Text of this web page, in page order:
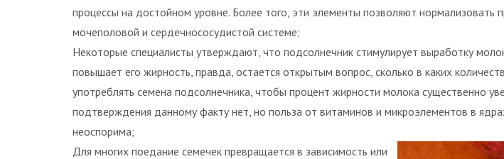
процессы на достойном уровне. Более того, эти элементы позволяют нормализовать
мочеполовой и сердечнососудистой системе;
Некоторые специалисты утверждают, что подсолнечник стимулирует выработку
повышает его жирность, правда, остается открытым вопрос, сколько в каких
употреблять семена подсолнечника, чтобы процент жирности молока существенно
подтверждения данному факту нет, но польза от витаминов и микроэлементов в
неоспорима;
Для многих поедание семечек превращается в зависимость или